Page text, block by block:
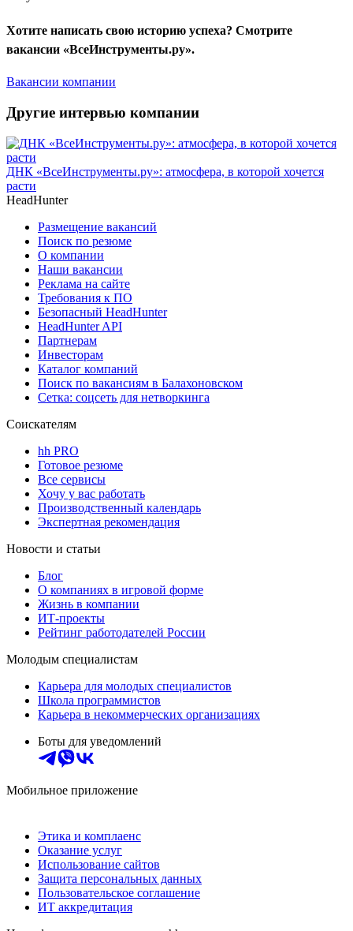
Хотите написать свою историю успеха? Смотрите
вакансии «ВсеИнструменты.ру».
Вакансии компании
Другие интервью компании
ДНК «ВсеИнструменты.ру»: атмосфера, в которой хочется
расти
HeadHunter
Размещение вакансий
Поиск по резюме
О компании
Наши вакансии
Реклама на сайте
Требования к ПО
Безопасный HeadHunter
HeadHunter API
Партнерам
Инвесторам
Каталог компаний
Поиск по вакансиям в Балахоновском
Сетка: соцсеть для нетворкинга
Соискателям
hh PRO
Готовое резюме
Все сервисы
Хочу у вас работать
Производственный календарь
Экспертная рекомендация
Новости и статьи
Блог
О компаниях в игровой форме
Жизнь в компании
ИТ-проекты
Рейтинг работодателей России
Молодым специалистам
Карьера для молодых специалистов
Школа программистов
Карьера в некоммерческих организациях
Боты для уведомлений
Мобильное приложение
Этика и комплаенс
Оказание услуг
Использование сайтов
Защита персональных данных
Пользовательское соглашение
ИТ аккредитация